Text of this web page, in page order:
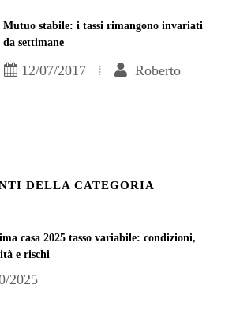
Mutuo stabile: i tassi rimangono invariati
da settimane
12/07/2017 Roberto
DELLA CATEGORIA
casa 2025 tasso variabile: condizioni,
e rischi
2025